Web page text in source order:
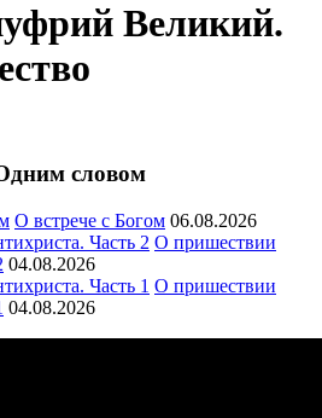
Великий.
словом
О встрече с Богом 06.08.2026
О пришествии
04.08.2026
О пришествии
04.08.2026